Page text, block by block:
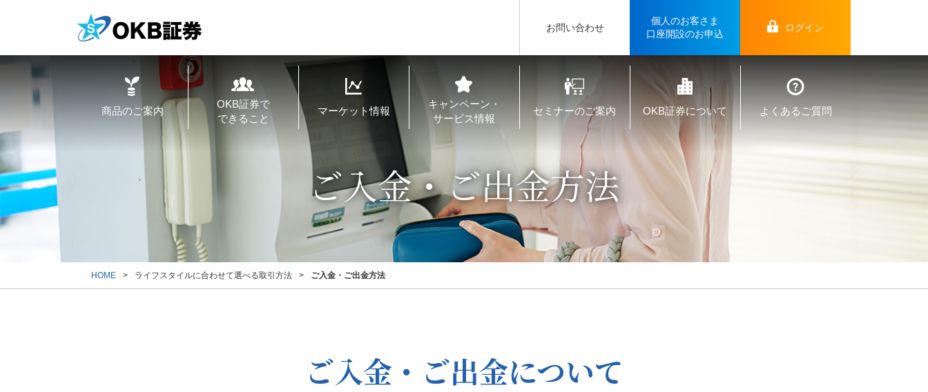
お問い合わせ
個人のお客さま
口座開設のお申込
ログイン
商品のご案内
OKB証券で
できること
マーケット情報
キャンペーン・
サービス情報
セミナーのご案内 OKB証券について よくあるご質問
ご入金・ご出金方法
HOME ライフスタイルに合わせて選べる取引方法 ご入金・ご出金方法
ご入金・ご出金について